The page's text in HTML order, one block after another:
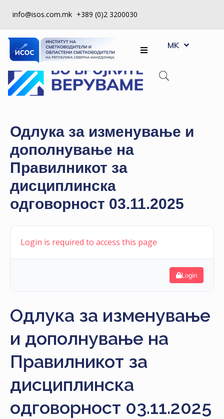
info@isos.com.mk +389 (0)2 3200030
ЗА
НАС
РЕГИСТРИ
НА
КВАЛИТЕТ
КАКО
ДА
СТАНАМ
ЧЛЕН
НАСТАНИ
ЗА
АЖУРИРАЈ
MK
SQ
Одлука за изменување и
дополнување на
Правилникот за
дисциплинска
одговорност 03.11.2025
Login is required to access this page
Login
Одлука за изменување
и дополнување на
Правилникот за
дисциплинска
одговорност 03.11.2025